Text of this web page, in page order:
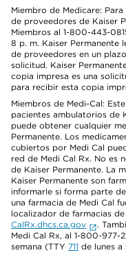
Miembro de Medicare:
de proveedores de Kaiser
Miembros al 1-800-443-
8 p. m. Kaiser Permanente
de proveedores en un
solicitud. Kaiser
copia impresa es una
para recibir esta copia
Miembros de Medi-Cal:
pacientes ambulatorios de
puede obtener cualquier
Permanente. Los
cubiertos por Medi Cal
red de Medi Cal Rx. No es
de Kaiser Permanente. La
Kaiser Permanente son
informarle si forma parte
una farmacia de Medi Cal
localizador de farmacias
CalRx.dhcs.ca.gov
.
Medi Cal Rx, al 1-800-977-
semana (TTY 711 de lunes a